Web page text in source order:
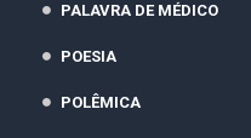
PALAVRA DE MÉDICO
POESIA
POLÊMICA